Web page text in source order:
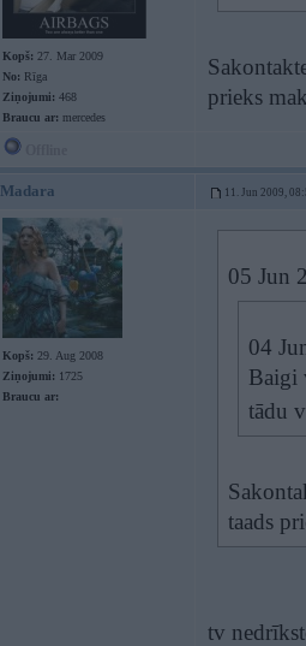
Kopš: 27. Mar 2009
No: Rīga
Ziņojumi: 468
Braucu ar: mercedes
prieks
Madara 11. Jun 2009,
Kopš: 29. Aug 2008
Ziņojumi: 1725
Braucu ar:
05 Jun
04
Baigi
tādu
taads
tv